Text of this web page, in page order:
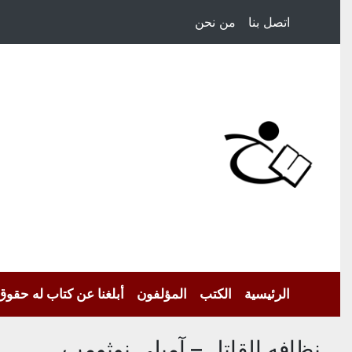
اتصل بنا من نحن
الرئيسية الكتب المؤلفون أبلغنا عن كتاب له